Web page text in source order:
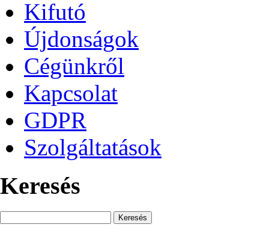
Kifutó
Újdonságok
Cégünkről
Kapcsolat
GDPR
Szolgáltatások
Keresés